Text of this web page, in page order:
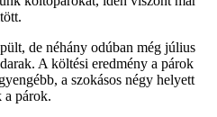
de néhány odúban még július
A költési eredmény a párok
a szokásos négy helyett
a párok.